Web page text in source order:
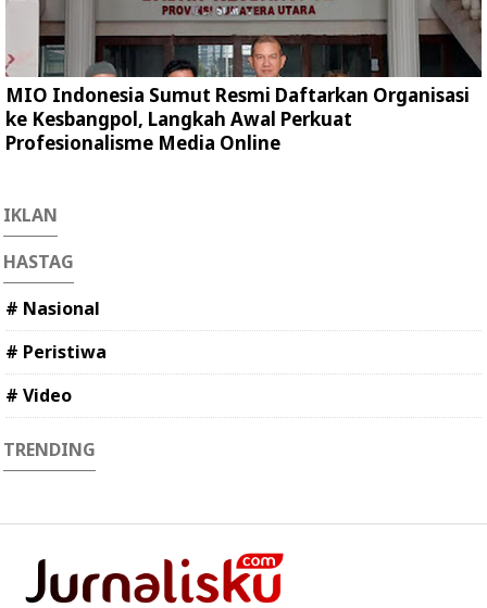
MIO Indonesia Sumut Resmi Daftarkan Organisasi
ke Kesbangpol, Langkah Awal Perkuat
Profesionalisme Media Online
IKLAN
HASTAG
# Nasional
# Peristiwa
# Video
TRENDING